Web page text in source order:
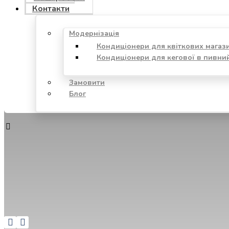
Контакти
Модернізація
Кондиціонери для квіткових
Кондиціонери для кегової в
Замовити
Блог